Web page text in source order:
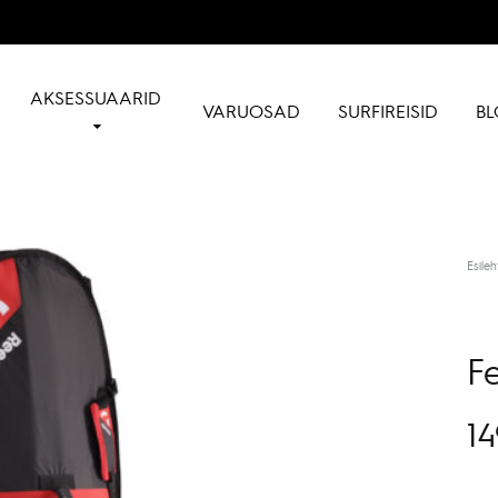
AKSESSUAARID
VARUOSAD SURFIREISID